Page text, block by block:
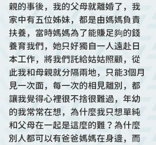
親的事後，我的父母就離婚了，我
家中有五位姊妹，都是由媽媽負責
扶養，當時媽媽為了能賺足夠的錢
養育我們，她只好獨自一人遠赴日
本工作，將我們託給姑姑照顧，從
此我和母親就分隔兩地，只能3個月
見一次面，每一次的相見離別，都
讓我覺得心裡很不捨很難過，年幼
的我常常在想，為什麼我只想單純
和父母在一起是這麼的難？為什麼
別人都可以有爸爸媽媽在身邊，而